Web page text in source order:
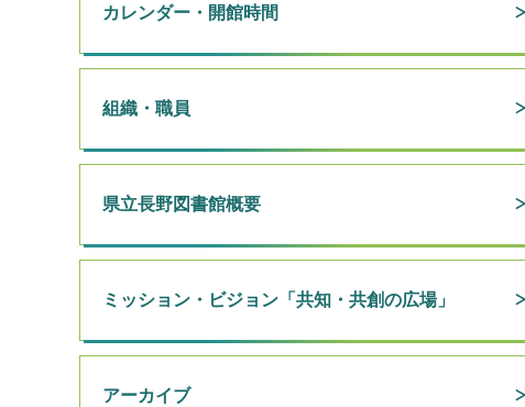
カレンダー・開館時間
組織・職員
県立長野図書館概要
ミッション・ビジョン「共知・共創の広場」
アーカイブ